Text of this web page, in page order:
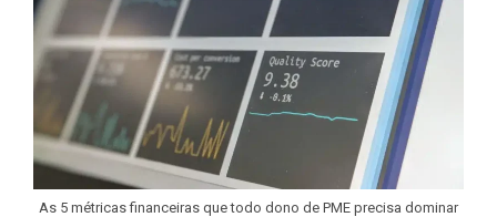
As 5 métricas financeiras que todo dono de PME precisa dominar